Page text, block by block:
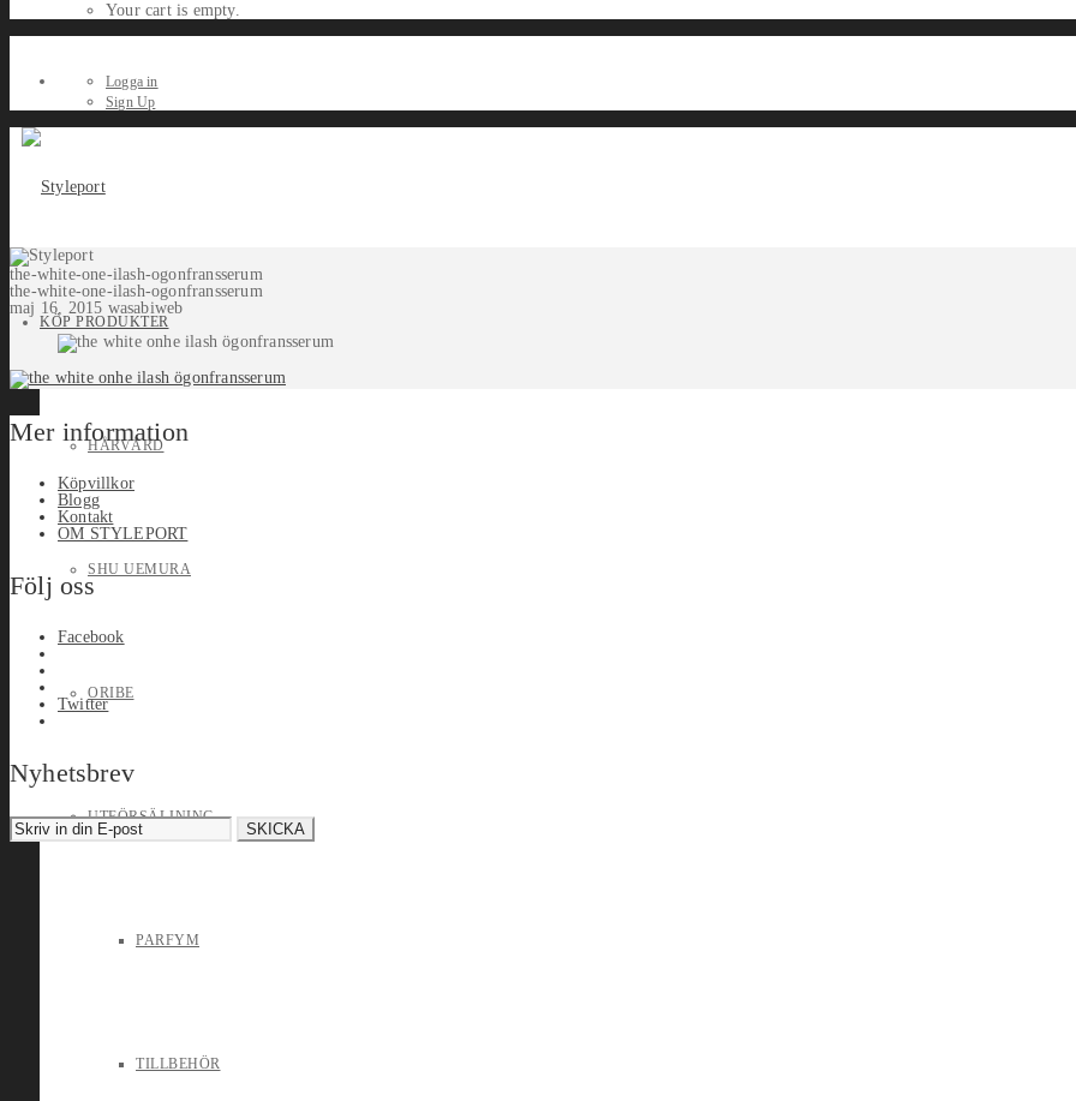
Your cart is empty.
Logga in
Sign Up
KÖP PRODUKTER
HÅRVÅRD
SHU UEMURA
ORIBE
UTFÖRSÄLJNING
PARFYM
TILLBEHÖR
the-white-one-ilash-ogonfransserum
the-white-one-ilash-ogonfransserum
maj 16, 2015 wasabiweb
Mer information
Köpvillkor
Blogg
Kontakt
OM STYLEPORT
Följ oss
Facebook
Twitter
Nyhetsbrev